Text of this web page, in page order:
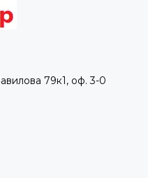
79к1, оф. 3-0